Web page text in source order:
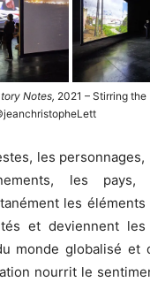
Notes, 2021 – Stirring
les
les pays,
les éléments
et deviennent les
monde globalisé et
nourrit le